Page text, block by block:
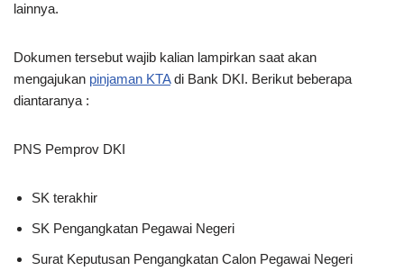
lainnya.
Dokumen tersebut wajib kalian lampirkan saat akan
mengajukan pinjaman KTAdi Bank DKI. Berikut beberapa
diantaranya :
PNS Pemprov DKI
SK terakhir
SK Pengangkatan Pegawai Negeri
Surat Keputusan Pengangkatan Calon Pegawai Negeri